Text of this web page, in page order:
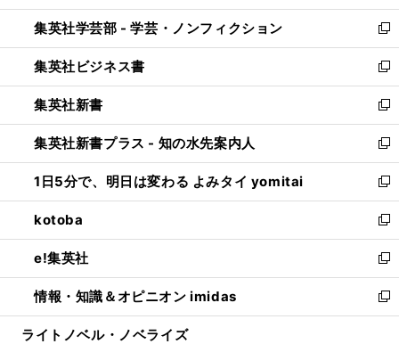
開
く
ウ
で
開
く
ン
ド
ウ
で
開
く
ウ
ィ
ン
ド
ウ
で
開
く
集英社学芸部 - 学芸・ノンフィクション
新
し
い
ウ
ィ
ン
ド
ウ
で
開
く
集英社ビジネス書
新
し
い
ウ
ィ
ン
ド
ウ
で
開
く
集英社新書
新
し
い
ウ
ィ
ン
ド
ウ
で
開
く
集英社新書プラス - 知の水先案内人
新
し
い
ウ
ィ
ン
ド
ウ
で
開
1日5分で、明日は変わる よみタイ yomitai
新
し
い
ウ
ィ
ン
ド
ウ
kotoba
新
し
い
ウ
ィ
ン
e!集英社
新
し
い
ウ
情報・知識＆オピニオン imidas
新
し
ライトノベル・ノベライズ